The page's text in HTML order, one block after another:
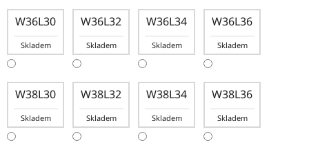
W36L30
Skladem
W36L32
Skladem
W36L34
Skladem
W36L36
Skladem
W38L30
Skladem
W38L32
Skladem
W38L34
Skladem
W38L36
Skladem